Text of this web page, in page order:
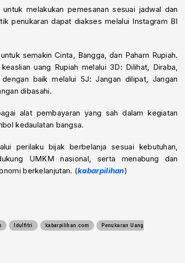
melakukan pemesanan sesuai jadwal dan
penukaran dapat diakses melalui Instagram BI
semakin Cinta, Bangga, dan Paham Rupiah.
uang Rupiah melalui 3D: Dilihat, Diraba,
baik melalui 5J: Jangan dilipat, Jangan
dibasahi.
alat pembayaran yang sah dalam kegiatan
kedaulatan bangsa.
perilaku bijak berbelanja sesuai kebutuhan,
UMKM nasional, serta menabung dan
berkelanjutan. (kabarpilihan)
Idulfitri kabarpilihan.com Penukaran Uang